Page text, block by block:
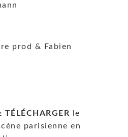
prod & Fabien
TÉLÉCHARGER le
parisienne en